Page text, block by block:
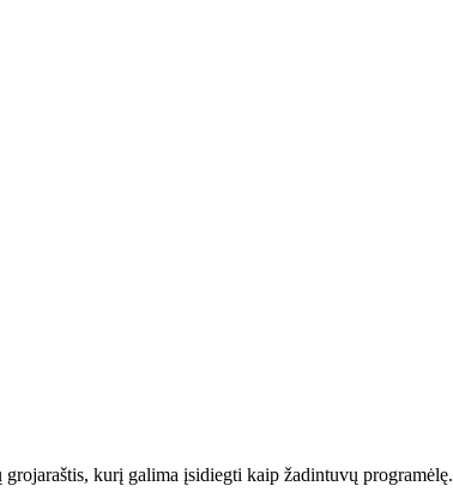
kurį galima įsidiegti kaip žadintuvų programėlę.